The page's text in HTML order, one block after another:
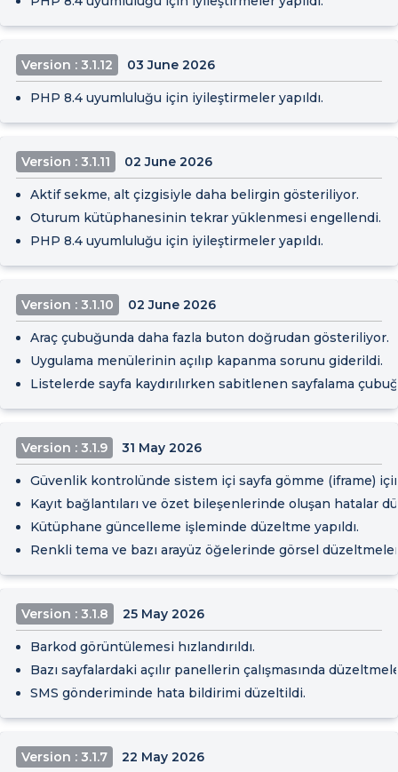
Version : 3.1.12 03 June 2026
PHP 8.4 uyumluluğu için iyileştirmeler yapıldı.
Version : 3.1.11 02 June 2026
Aktif sekme, alt çizgisiyle daha belirgin gösteriliyor.
Oturum kütüphanesinin tekrar yüklenmesi engellendi.
PHP 8.4 uyumluluğu için iyileştirmeler yapıldı.
Version : 3.1.10 02 June 2026
Araç çubuğunda daha fazla buton doğrudan gösteriliyor.
Uygulama menülerinin açılıp kapanma sorunu giderildi.
Listelerde sayfa kaydırılırken sabitlenen sayfalama
Version : 3.1.9 31 May 2026
Güvenlik kontrolünde sistem içi sayfa gömme (iframe)
Kayıt bağlantıları ve özet bileşenlerinde oluşan hatalar
Kütüphane güncelleme işleminde düzeltme yapıldı.
Renkli tema ve bazı arayüz öğelerinde görsel düzeltmeler
Version : 3.1.8 25 May 2026
Barkod görüntülemesi hızlandırıldı.
Bazı sayfalardaki açılır panellerin çalışmasında
SMS gönderiminde hata bildirimi düzeltildi.
Version : 3.1.7 22 May 2026